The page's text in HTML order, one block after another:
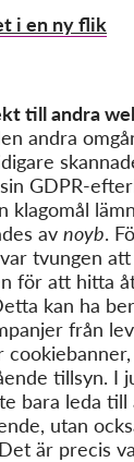
i en ny flik
till andra
andra
GDPR-
klagomål
av noyb.
var tvungen att
för att hitta
kan ha
från
tillsyn. I
bara leda till
utan
är precis